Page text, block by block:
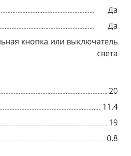
Да
Да
кнопка или выключатель
света
20
11.4
19
0.8